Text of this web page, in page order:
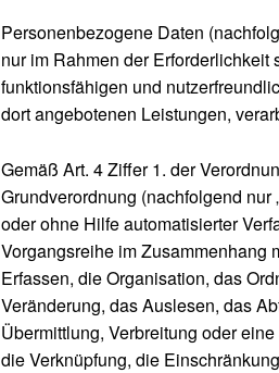
Personenbezogene Daten
nur im Rahmen der
funktionsfähigen und
dort angebotenen Leistungen,
Gemäß Art. 4 Ziffer 1. der
Grundverordnung (nachfolgend nur
oder ohne Hilfe automatisierter
Vorgangsreihe im Zusammenhang
Erfassen, die Organisation, das
Veränderung, das Auslesen, das
Übermittlung, Verbreitung oder
die Verknüpfung, die